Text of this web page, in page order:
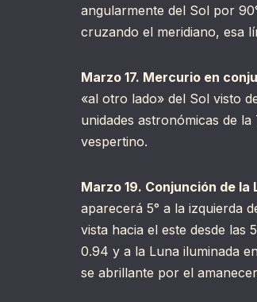
angularmente del Sol por
cruzando el meridiano, esa
Marzo 17. Mercurio en
«al otro lado» del Sol visto
unidades astronómicas de
vespertino.
Marzo 19. Conjunción de la
aparecerá 5° a la izquierda
vista hacia el este desde
0.94 y a la Luna iluminada
se abrillante por el